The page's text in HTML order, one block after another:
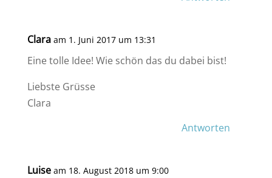
Clara am 1. Juni 2017 um 13:31
Eine tolle Idee! Wie schön das du dabei bist!
Liebste Grüsse
Clara
Antworten
Luise am 18. August 2018 um 9:00